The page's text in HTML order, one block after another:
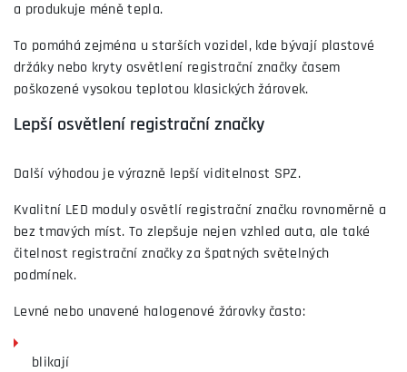
a produkuje méně tepla.
To pomáhá zejména u starších vozidel, kde bývají plastové
držáky nebo kryty osvětlení registrační značky časem
poškozené vysokou teplotou klasických žárovek.
Lepší osvětlení registrační značky
Další výhodou je výrazně lepší viditelnost SPZ.
Kvalitní LED moduly osvětlí registrační značku rovnoměrně a
bez tmavých míst. To zlepšuje nejen vzhled auta, ale také
čitelnost registrační značky za špatných světelných
podmínek.
Levné nebo unavené halogenové žárovky často:
blikají